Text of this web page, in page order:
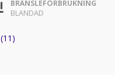
BRÄNSLEFÖRBRUKNING
BLANDAD
(11)